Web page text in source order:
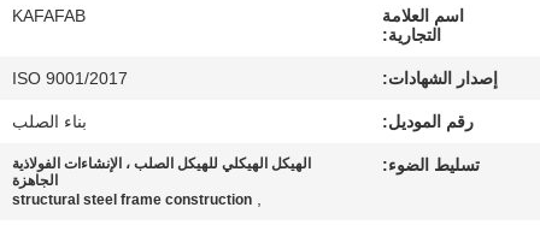
في
المصنع
مراقبة
اسم العلامة
التجارية:
KAFAFAB
إصدار الشهادات: ISO 9001/2017
رقم الموديل: بناء الصلب
تسليط الضوء:
الهيكل الهيكلي للهيكل الصلب ، الإنشاءات الفولاذية
الجاهزة
,
structural steel frame construction